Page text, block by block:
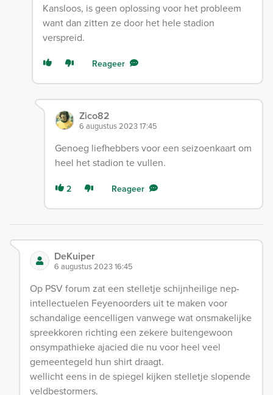
Kansloos, is geen oplossing voor het probleem
want dan zitten ze door het hele stadion
verspreid.
Reageer
Zico82
6 augustus 2023 17:45
Genoeg liefhebbers voor een seizoenkaart om
heel het stadion te vullen.
2 Reageer
DeKuiper
6 augustus 2023 16:45
Op PSV forum zat een stelletje schijnheilige nep-
intellectuelen Feyenoorders uit te maken voor
schandalige eencelligen vanwege wat onsmakelijke
spreekkoren richting een zekere buitengewoon
onsympathieke ajacied die nu voor heel veel
gemeentegeld hun shirt draagt.
wellicht eens in de spiegel kijken stelletje slopende
veldbestormers.